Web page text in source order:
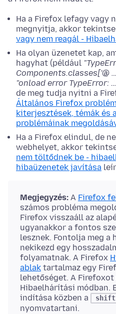
Ha a Firefox lefagy vagy
megnyitja, akkor tekintse
vagy nem reagál -
Ha olyan üzenetet kap,
hagyhat (például
Components.classes['@
"onload error TypeError:
de meg tudja nyitni a
Általános Firefox
kiterjesztések, témák és
problémáinak
Ha a Firefox elindul, de
webhelyet, akkor
nem töltődnek be -
hibaüzenetek javítása
Megjegyzés: A Firefox
számos probléma
Firefox visszaáll az
ugyanakkor a fontos
lesznek. Fontolja meg
nekikezd egy
folyamatnak. A Firefox
ablak tartalmaz egy
lehetőséget. A
Hibaelhárítási módban.
indítása közben a
shift
nyomvatartani.